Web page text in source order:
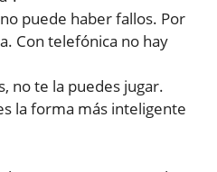
puede haber fallos. Por
Con telefónica no hay
no te la puedes jugar.
la forma más inteligente